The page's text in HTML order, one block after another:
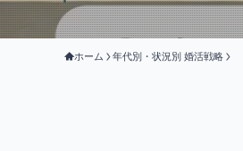
ホーム 年代別・状況別 婚活戦略